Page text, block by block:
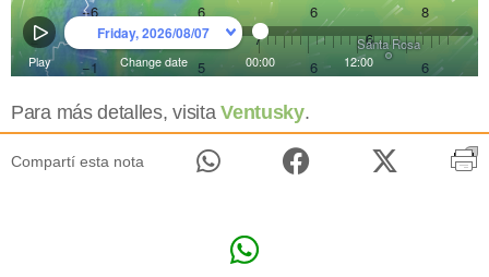
Para más detalles, visitaVentusky.
Compartí esta nota